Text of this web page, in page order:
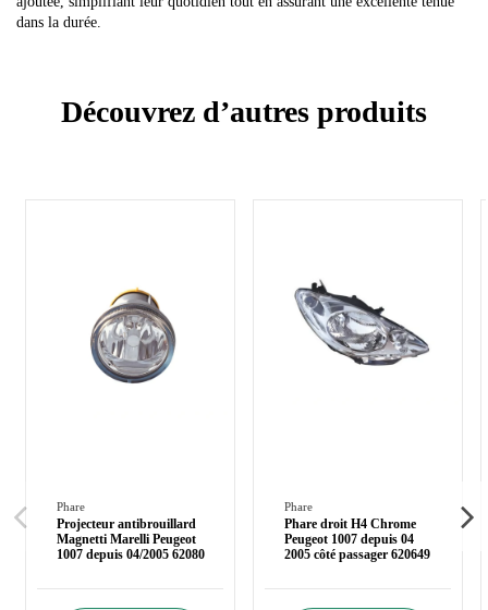
dans la durée.
Découvrez d’autres produits
Phare
Projecteur antibrouillard
Magnetti Marelli Peugeot
1007 depuis 04/2005 62080
Phare
Phare droit H4 Chrome
Peugeot 1007 depuis 04
2005 côté passager 620649